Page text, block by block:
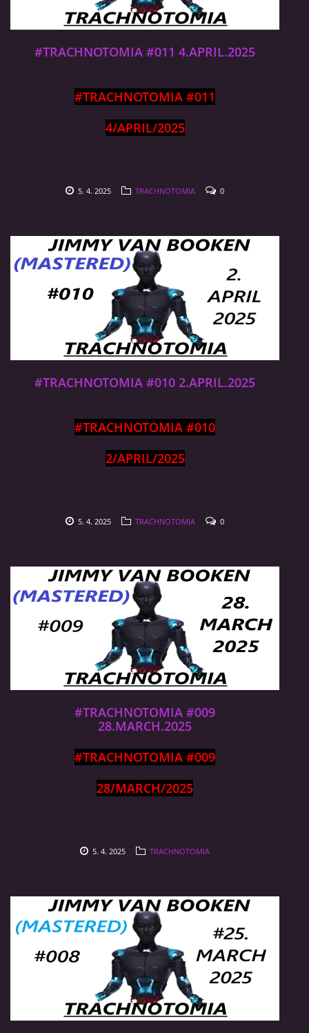
#TRACHNOTOMIA #011 4.APRIL.2025
#TRACHNOTOMIA #011
4/APRIL/2025
5. 4. 2025 TRACHNOTOMIA 0
#TRACHNOTOMIA #010 2.APRIL.2025
#TRACHNOTOMIA #010
2/APRIL/2025
5. 4. 2025 TRACHNOTOMIA 0
#TRACHNOTOMIA #009
28.MARCH.2025
#TRACHNOTOMIA #009
28/MARCH/2025
5. 4. 2025 TRACHNOTOMIA